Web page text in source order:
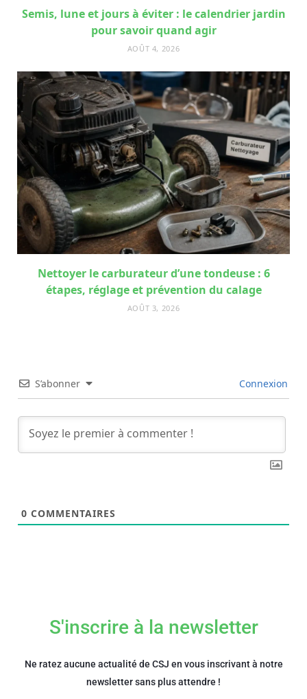
Semis, lune et jours à éviter : le calendrier jardin
pour savoir quand agir
AOÛT 4, 2026
Nettoyer le carburateur d’une tondeuse : 6
étapes, réglage et prévention du calage
AOÛT 3, 2026
S’abonner Connexion
0 COMMENTAIRES
S'inscrire à la newsletter
Ne ratez aucune actualité de CSJ en vous inscrivant à notre
newsletter sans plus attendre !